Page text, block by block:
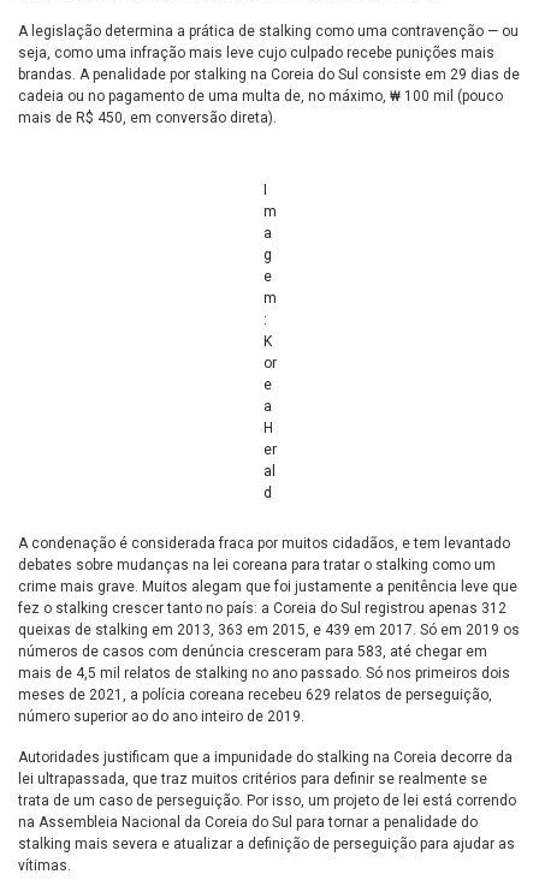
A legislação determina a prática de stalking como uma contravenção — ou
seja, como uma infração mais leve cujo culpado recebe punições mais
brandas. A penalidade por stalking na Coreia do Sul consiste em 29 dias de
cadeia ou no pagamento de uma multa de, no máximo, ₩ 100 mil (pouco
mais de R$ 450, em conversão direta).
I
m
a
g
e
m
:
K
or
e
a
H
er
al
d
A condenação é considerada fraca por muitos cidadãos, e tem levantado
debates sobre mudanças na lei coreana para tratar o stalking como um
crime mais grave. Muitos alegam que foi justamente a penitência leve que
fez o stalking crescer tanto no país: a Coreia do Sul registrou apenas 312
queixas de stalking em 2013, 363 em 2015, e 439 em 2017. Só em 2019 os
números de casos com denúncia cresceram para 583, até chegar em
mais de 4,5 mil relatos de stalking no ano passado. Só nos primeiros dois
meses de 2021, a polícia coreana recebeu 629 relatos de perseguição,
número superior ao do ano inteiro de 2019.
Autoridades justificam que a impunidade do stalking na Coreia decorre da
lei ultrapassada, que traz muitos critérios para definir se realmente se
trata de um caso de perseguição. Por isso, um projeto de lei está correndo
na Assembleia Nacional da Coreia do Sul para tornar a penalidade do
stalking mais severa e atualizar a definição de perseguição para ajudar as
vítimas.